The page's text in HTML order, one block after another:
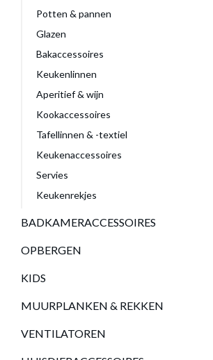
Potten & pannen
Glazen
Bakaccessoires
Keukenlinnen
Aperitief & wijn
Kookaccessoires
Tafellinnen & -textiel
Keukenaccessoires
Servies
Keukenrekjes
BADKAMERACCESSOIRES
OPBERGEN
KIDS
MUURPLANKEN & REKKEN
VENTILATOREN